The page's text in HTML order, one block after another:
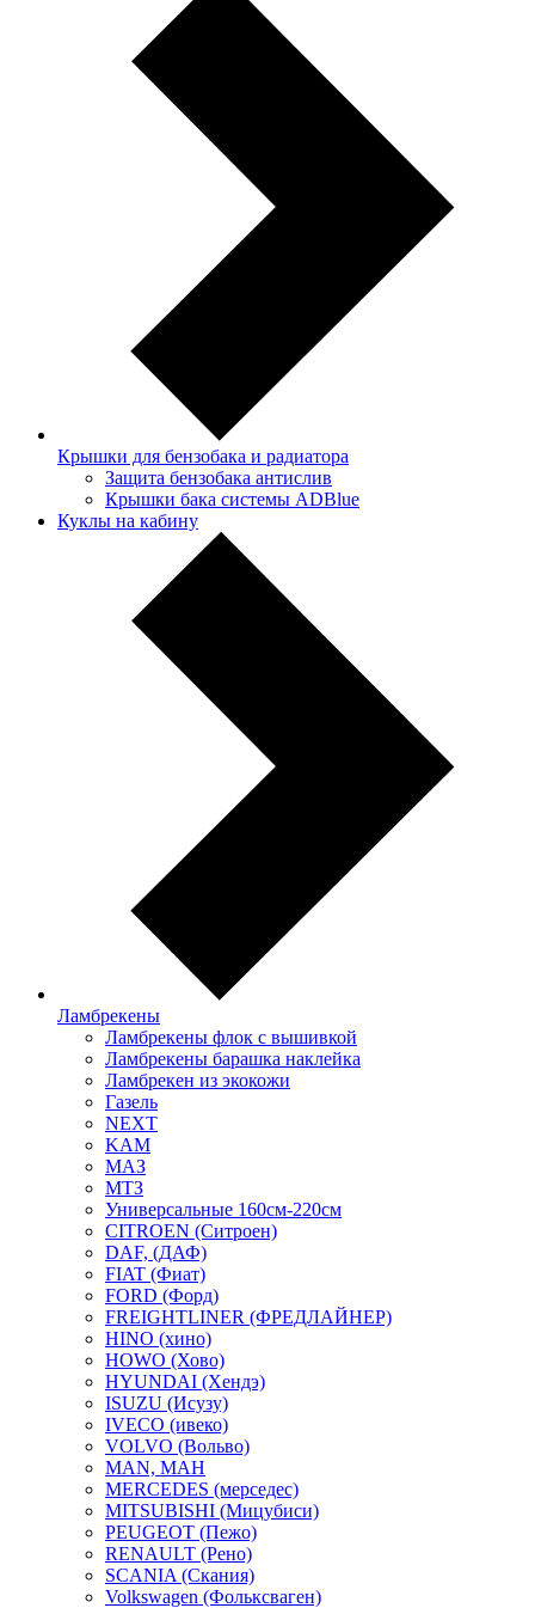
Крышки для бензобака и радиатора
Защита бензобака антислив
Крышки бака системы ADBlue
Куклы на кабину
Ламбрекены
Ламбрекены флок с вышивкой
Ламбрекены барашка наклейка
Ламбрекен из экокожи
Газель
NEXT
KAM
МАЗ
МТЗ
Универсальные 160см-220см
CITROEN (Ситроен)
DAF, (ДАФ)
FIAT (Фиат)
FORD (Форд)
FREIGHTLINER (ФРЕДЛАЙНЕР)
HINO (хино)
HOWO (Хово)
HYUNDAI (Хендэ)
ISUZU (Исузу)
IVECO (ивеко)
VOLVO (Вольво)
MAN, МАН
MERCEDES (мерседес)
MITSUBISHI (Мицубиси)
PEUGEOT (Пежо)
RENAULT (Рено)
SCANIA (Скания)
Volkswagen (Фольксваген)